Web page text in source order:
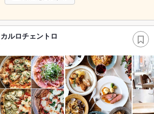
ロチェントロ